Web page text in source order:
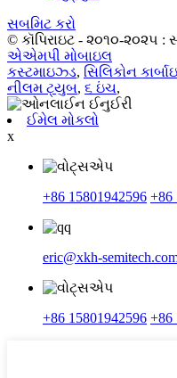
સબમિટ કરો
© કૉપિરાઇટ - ૨૦૧૦-૨૦૨૫ :
એએમપી મોબાઇલ
કસ્ટમાઇઝ્ડ, સિલિકોન
નીલમ ટ્યુબ, ૬ ઇંચ,
ઈમેલ મોકલો
x
+86 15801942596 +86
eric@xkh-
+86 15801942596 +86